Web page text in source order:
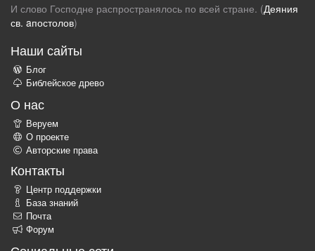
И слово Господне распространялось по всей стране. (Деяния
св. aпостолов)
Наши сайты
Блог
Библейское древо
О нас
Веруем
О проекте
Авторские права
Контакты
Центр поддержки
База знаний
Почта
Форум